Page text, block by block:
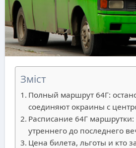
Зміст
Полный маршрут 64Г:
соединяют окраины с
Расписание 64Г маршрутки:
утреннего до последнего
Цена билета, льготы и кто